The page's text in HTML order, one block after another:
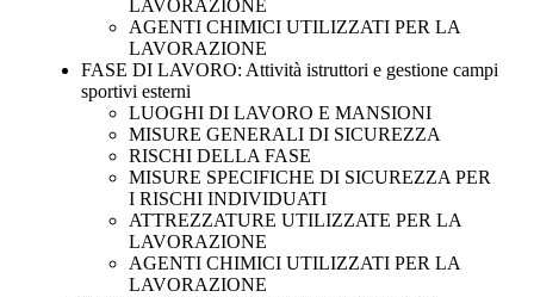
LAVORAZIONE
AGENTI CHIMICI UTILIZZATI PER LA
LAVORAZIONE
FASE DI LAVORO: Attività istruttori e gestione campi
sportivi esterni
LUOGHI DI LAVORO E MANSIONI
MISURE GENERALI DI SICUREZZA
RISCHI DELLA FASE
MISURE SPECIFICHE DI SICUREZZA PER
I RISCHI INDIVIDUATI
ATTREZZATURE UTILIZZATE PER LA
LAVORAZIONE
AGENTI CHIMICI UTILIZZATI PER LA
LAVORAZIONE